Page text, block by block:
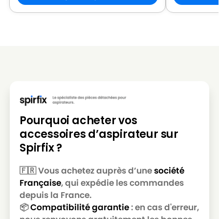
NILFISK 107410415 - GD 930S2 PANTHER 230V
NILFISK
NILFISK 107410422 - UZ 964 230-240V NILFISK
NILFISK 107410428 - VP300 EU
NILFISK
NILFISK 107410429 - VP300 NORDIC
NILFISK
NILFISK 107410434 - VP300 PINK NORDIC
NILFISK
NILFISK 107410436
NILFISK
NILFISK 107410436 - VP300
Pourquoi acheter vos
accessoires d’aspirateur sur
Spirfix ?
🇫🇷 Vous achetez auprès d’unesociété
Française, qui expédie les commandes
depuis la France.
📦Compatibilité garantie: en cas d'erreur,